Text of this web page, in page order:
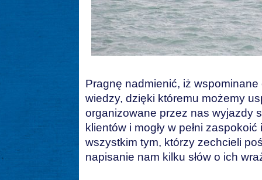
Pragnę nadmienić, iż
wiedzy, dzięki któremu możemy
organizowane przez nas wyjazdy
klientów i mogły w pełni
wszystkim tym, którzy zechcieli
napisanie nam kilku słów o ich